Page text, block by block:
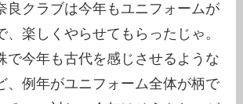
良クラブは今年もユニフォームが
、楽しくやらせてもらったじゃ。
で今年も古代を感じさせるような
、例年がユニフォーム全体が柄で